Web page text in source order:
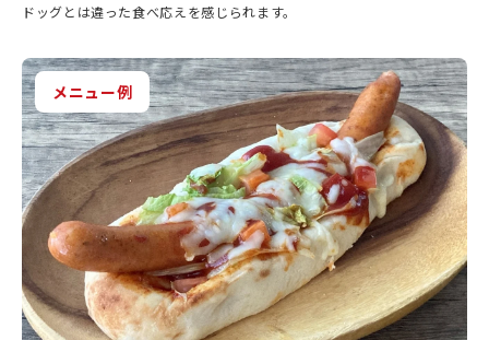
ドッグとは違った食べ応えを感じられます。
メニュー例